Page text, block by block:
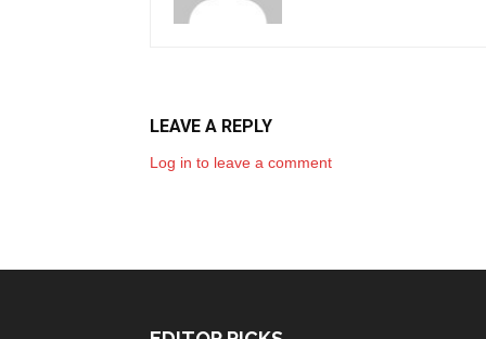
LEAVE A REPLY
Log in to leave a comment